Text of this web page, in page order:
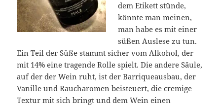
dem Etikett stünde,
könnte man meinen,
man habe es mit einer
süßen Auslese zu tun.
Ein Teil der Süße stammt sicher vom Alkohol, der
mit 14% eine tragende Rolle spielt. Die andere Säule,
auf der der Wein ruht, ist der Barriqueausbau, der
Vanille und Raucharomen beisteuert, die cremige
Textur mit sich bringt und dem Wein einen